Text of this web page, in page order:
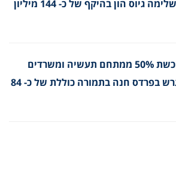
מניבים השלימה גיוס הון בהיקף של כ- 144 מיליון
מניבים רוכשת 50% ממתחם תעשיה ומשרדים
בקיסריה ו- 50% ממגרש בפרדס חנה בתמורה כוללת של כ- 84